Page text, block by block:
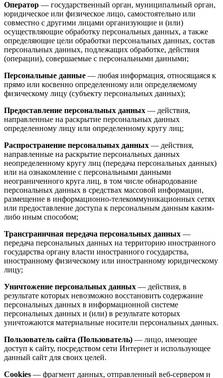
Оператор — государственный орган, муниципальный орган,
юридическое или физическое лицо, самостоятельно или
совместно с другими лицами организующие и (или)
осуществляющие обработку персональных данных, а также
определяющие цели обработки персональных данных, состав
персональных данных, подлежащих обработке, действия
(операции), совершаемые с персональными данными;
Персональные данные — любая информация, относящаяся к
прямо или косвенно определенному или определяемому
физическому лицу (субъекту персональных данных);
Предоставление персональных данных — действия,
направленные на раскрытие персональных данных
определенному лицу или определенному кругу лиц;
Распространение персональных данных — действия,
направленные на раскрытие персональных данных
неопределенному кругу лиц (передача персональных данных)
или на ознакомление с персональными данными
неограниченного круга лиц, в том числе обнародование
персональных данных в средствах массовой информации,
размещение в информационно-телекоммуникационных сетях
или предоставление доступа к персональным данным каким-
либо иным способом;
Трансграничная передача персональных данных —
передача персональных данных на территорию иностранного
государства органу власти иностранного государства,
иностранному физическому или иностранному юридическому
лицу;
Уничтожение персональных данных — действия, в
результате которых невозможно восстановить содержание
персональных данных в информационной системе
персональных данных и (или) в результате которых
уничтожаются материальные носители персональных данных.
Пользователь сайта (Пользователь) — лицо, имеющее
доступ к сайту, посредством сети Интернет и использующее
данный сайт для своих целей.
Cookies — фрагмент данных, отправленный веб-сервером и